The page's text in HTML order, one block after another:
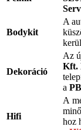
Bodykit
A
Dekoráció
Az
Kft.
a
Hifi
A
hoz